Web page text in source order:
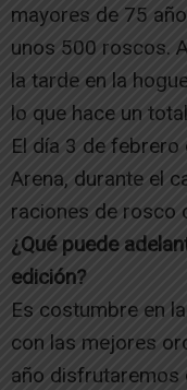
mayores de 75
unos 500 roscos.
la tarde en la
lo que hace un
El día 3 de febrero
Arena, durante el
raciones de rosco
¿Qué puede
edición?
Es costumbre en
con las mejores
año disfrutaremos